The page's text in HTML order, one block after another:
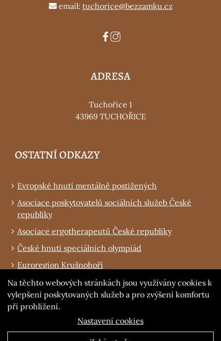
email: tuchorice@bezzamku.cz
ADRESA
Tuchořice 1
43969 TUCHOŘICE
OSTATNÍ ODKAZY
Evropské hnutí mentálně postižených
Asociace poskytovatelů sociálních služeb České
republiky
Asociace ergotherapeutů České republiky
České hnutí speciálních olympiád
Euroregion Krušnohoří
Obec Tuchořice
MPSV
Na těchto webových stránkách jsou využívány cookies k
vylepšení poskytovaných služeb a pro zvýšení komfortu
při prohlížení.
Nastavení cookies